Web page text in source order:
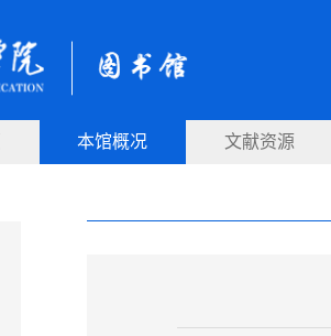
本馆概况 文献资源